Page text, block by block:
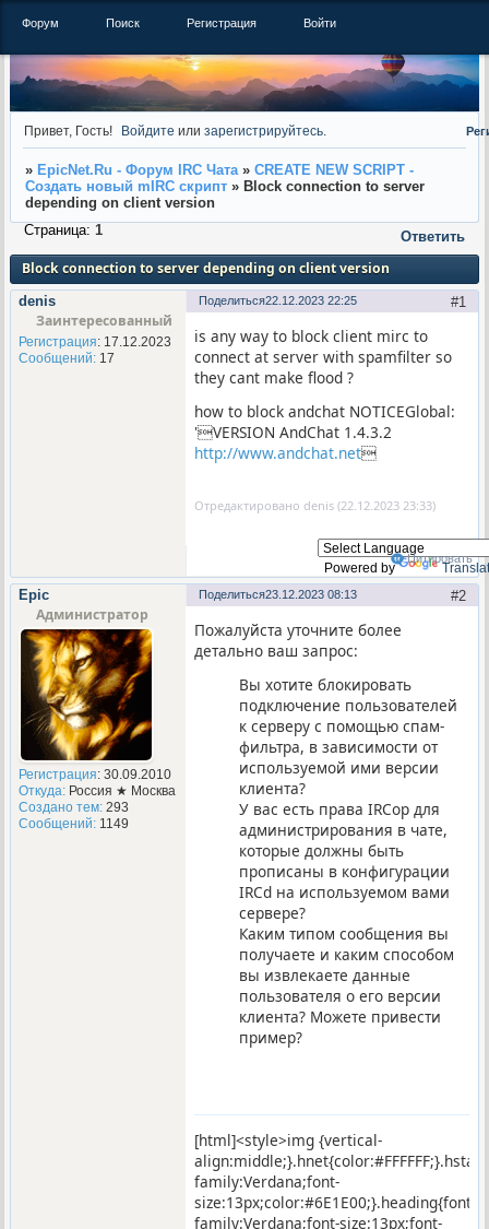
Powered by
Форум Поиск Регистрация Войти
Привет, Гость! Войдите илизарегистрируйтесь
» EpicNet.Ru - Форум IRC Чата » CREATE NEW SCRIPT -
Создать новый mIRC скрипт » Block connection to server
depending on client version
Block connection to server depending on client version
Страница: 1 Ответить
Поделиться 1
22.12.2023 22:25
denis
Заинтересованный
Регистрация: 17.12.2023
Сообщений:17
is any way to block client mirc to
connect at server with spamfilter so
they cant make flood ?
how to block andchat NOTICEGlobal:
'VERSION AndChat 1.4.3.2
http://www.andchat.net
Отредактировано denis (22.12.2023 23:33)
Цитировать
Поделиться 2
23.12.2023 08:13
Epic
Администратор
Регистрация: 30.09.2010
Откуда:Россия ★ Москва
Создано тем:293
Сообщений:1149
Пожалуйста уточните более
детально ваш запрос:
Вы хотите блокировать
подключение пользователей
к серверу с помощью спам-
фильтра, в зависимости от
используемой ими версии
клиента?
У вас есть права IRCop для
администрирования в чате,
которые должны быть
прописаны в конфигурации
IRCd на используемом вами
сервере?
Каким типом сообщения вы
получаете и каким способом
вы извлекаете данные
пользователя о его версии
клиента? Можете привести
пример?
[html]<style>img {vertical-
family:Verdana;font-
size:13px;color:#6E1E00;}.heading{font-
family:Verdana;font-size:13px;font-